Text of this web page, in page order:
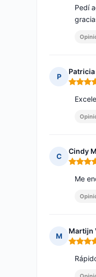
Pedí
P
Patricia
Nota: 5
C
Cindy
Nota: 5
Me
M
Martijn
Nota: 5